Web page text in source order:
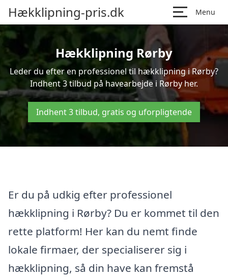
Hækklipning-pris.dk Menu
Hækklipning Rørby
Leder du efter en professionel til hækklipning i Rørby?
Indhent 3 tilbud på havearbejde i Rørby her.
Indhent 3 tilbud, gratis og uforpligtende
Er du på udkig efter professionel
hækklipning i Rørby? Du er kommet til den
rette platform! Her kan du nemt finde
lokale firmaer, der specialiserer sig i
hækklipning, så din have kan fremstå